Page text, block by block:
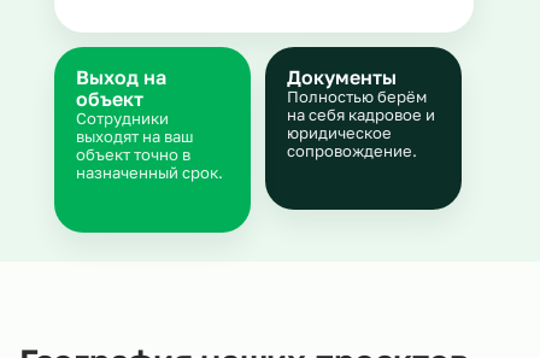
Документы
Полностью берём
на себя кадровое и
юридическое
сопровождение.
Выход на
объект
Сотрудники
выходят на ваш
объект точно в
назначенный срок.